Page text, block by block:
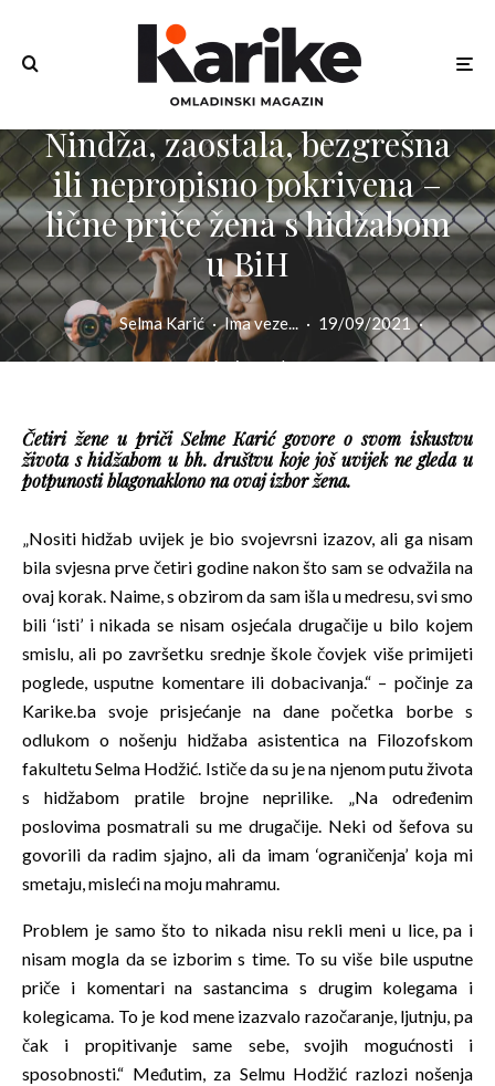
Nindža, zaostala, bezgrešna
ili nepropisno pokrivena –
lične priče žena s hidžabom
u BiH
Selma Karić · Ima veze... · 19/09/2021 ·
6 min read
Četiri žene u priči Selme Karić govore o svom iskustvu
života s hidžabom u bh. društvu koje još uvijek ne gleda u
potpunosti blagonaklono na ovaj izbor žena.
„Nositi hidžab uvijek je bio svojevrsni izazov, ali ga nisam
bila svjesna prve četiri godine nakon što sam se odvažila na
ovaj korak. Naime, s obzirom da sam išla u medresu, svi smo
bili ‘isti’ i nikada se nisam osjećala drugačije u bilo kojem
smislu, ali po završetku srednje škole čovjek više primijeti
poglede, usputne komentare ili dobacivanja.“ – počinje za
Karike.ba svoje prisjećanje na dane početka borbe s
odlukom o nošenju hidžaba asistentica na Filozofskom
fakultetu Selma Hodžić. Ističe da su je na njenom putu života
s hidžabom pratile brojne neprilike. „Na određenim
poslovima posmatrali su me drugačije. Neki od šefova su
govorili da radim sjajno, ali da imam ‘ograničenja’ koja mi
smetaju, misleći na moju mahramu.
Problem je samo što to nikada nisu rekli meni u lice, pa i
nisam mogla da se izborim s time. To su više bile usputne
priče i komentari na sastancima s drugim kolegama i
kolegicama. To je kod mene izazvalo razočaranje, ljutnju, pa
čak i propitivanje same sebe, svojih mogućnosti i
sposobnosti.“ Međutim, za Selmu Hodžić razlozi nošenja